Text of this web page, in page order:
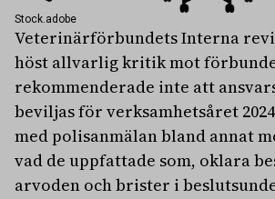
Stock.adobe
Veterinärförbundets Interna
höst allvarlig kritik mot
rekommenderade inte att
beviljas för verksamhetsåret
med polisanmälan bland annat
vad de uppfattade som, oklara
arvoden och brister i